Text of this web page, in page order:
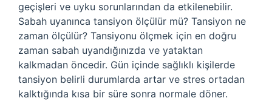
geçişleri ve uyku sorunlarından da etkilenebilir.
Sabah uyanınca tansiyon ölçülür mü? Tansiyon ne
zaman ölçülür? Tansiyonu ölçmek için en doğru
zaman sabah uyandığınızda ve yataktan
kalkmadan öncedir. Gün içinde sağlıklı kişilerde
tansiyon belirli durumlarda artar ve stres ortadan
kalktığında kısa bir süre sonra normale döner.